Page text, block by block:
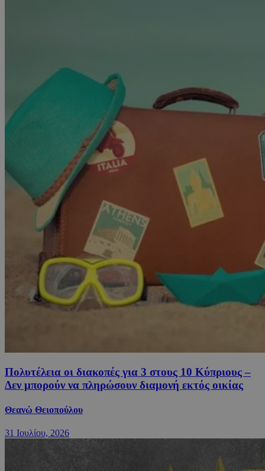
Πολυτέλεια οι διακοπές για 3 στους 10 Κύπριους –
Δεν μπορούν να πληρώσουν διαμονή εκτός οικίας
Θεανώ Θειοπούλου
31 Ιουλίου, 2026